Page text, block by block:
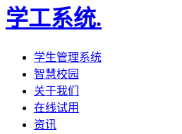
学工系统.
学生管理系统
智慧校园
关于我们
在线试用
资讯